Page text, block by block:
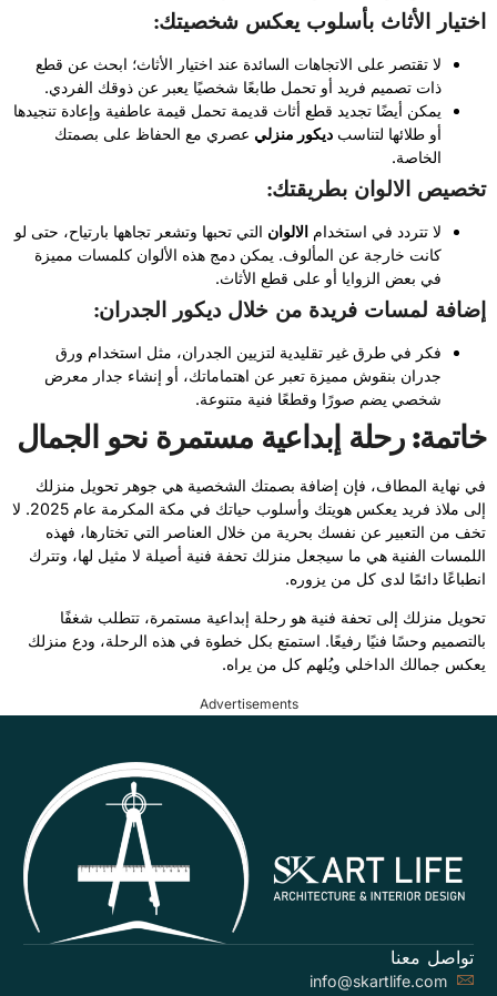
اختيار الأثاث بأسلوب يعكس شخصيتك:
لا تقتصر على الاتجاهات السائدة عند اختيار الأثاث؛ ابحث عن قطع
ذات تصميم فريد أو تحمل طابعًا شخصيًا يعبر عن ذوقك الفردي.
يمكن أيضًا تجديد قطع أثاث قديمة تحمل قيمة عاطفية وإعادة تنجيدها
أو طلائها لتناسب ديكور منزلي عصري مع الحفاظ على بصمتك
الخاصة.
تخصيص الالوان بطريقتك:
لا تتردد في استخدام الالوان التي تحبها وتشعر تجاهها بارتياح، حتى لو
كانت خارجة عن المألوف. يمكن دمج هذه الألوان كلمسات مميزة
في بعض الزوايا أو على قطع الأثاث.
إضافة لمسات فريدة من خلال ديكور الجدران:
فكر في طرق غير تقليدية لتزيين الجدران، مثل استخدام ورق
جدران بنقوش مميزة تعبر عن اهتماماتك، أو إنشاء جدار معرض
شخصي يضم صورًا وقطعًا فنية متنوعة.
خاتمة: رحلة إبداعية مستمرة نحو الجمال
في نهاية المطاف، فإن إضافة بصمتك الشخصية هي جوهر تحويل منزلك
إلى ملاذ فريد يعكس هويتك وأسلوب حياتك في مكة المكرمة عام 2025. لا
تخف من التعبير عن نفسك بحرية من خلال العناصر التي تختارها، فهذه
اللمسات الفنية هي ما سيجعل منزلك تحفة فنية أصيلة لا مثيل لها، وتترك
انطباعًا دائمًا لدى كل من يزوره.
تحويل منزلك إلى تحفة فنية هو رحلة إبداعية مستمرة، تتطلب شغفًا
بالتصميم وحسًا فنيًا رفيعًا. استمتع بكل خطوة في هذه الرحلة، ودع منزلك
يعكس جمالك الداخلي ويُلهم كل من يراه.
Advertisements
تواصل معنا
info@skartlife.com